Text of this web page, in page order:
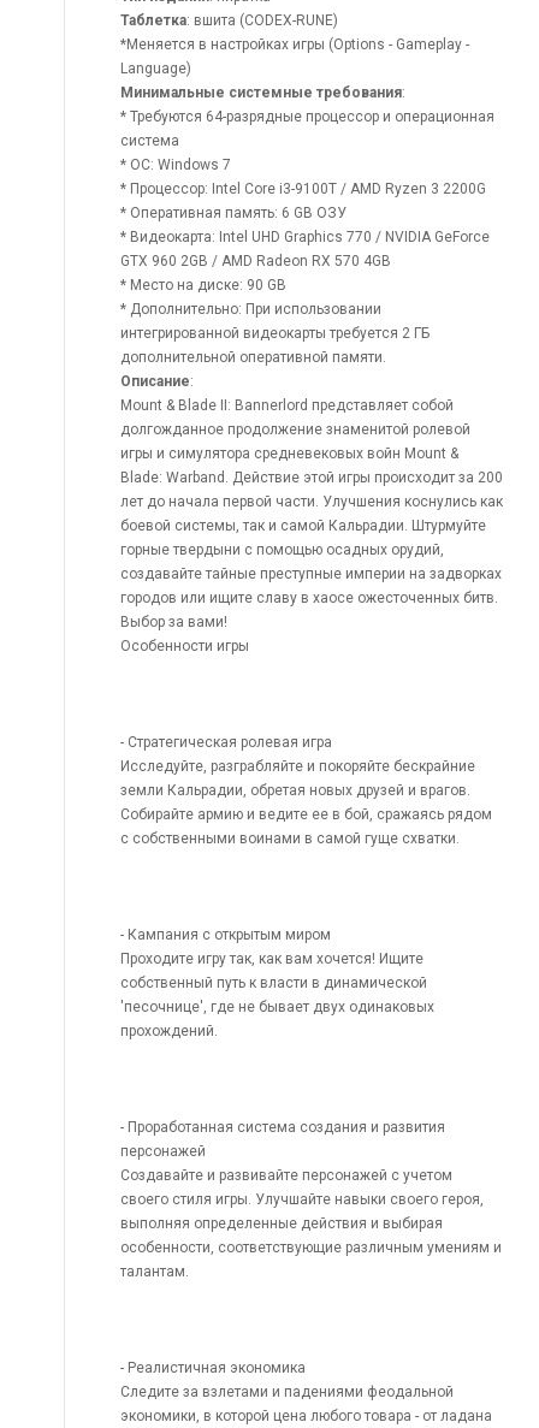
Таблeтка: вшита (CODEX-RUNE)
*Меняется в настройках игры (Options - Gameplay -
Language)
Минимальные системные требования:
* Требуются 64-разрядные процессор и операционная
система
* ОС: Windows 7
* Процессор: Intel Core i3-9100T / AMD Ryzen 3 2200G
* Оперативная память: 6 GB ОЗУ
* Видеокарта: Intel UHD Graphics 770 / NVIDIA GeForce
GTX 960 2GB / AMD Radeon RX 570 4GB
* Место на диске: 90 GB
* Дополнительно: При использовании
интегрированной видеокарты требуется 2 ГБ
дополнительной оперативной памяти.
Описание:
Mount & Blade II: Bannerlord представляет собой
долгожданное продолжение знаменитой ролевой
игры и симулятора средневековых войн Mount &
Blade: Warband. Действие этой игры происходит за 200
лет до начала первой части. Улучшения коснулись как
боевой системы, так и самой Кальрадии. Штурмуйте
горные твердыни с помощью осадных орудий,
создавайте тайные преступные империи на задворках
городов или ищите славу в хаосе ожесточенных битв.
Выбор за вами!
Особенности игры
- Стратегическая ролевая игра
Исследуйте, разграбляйте и покоряйте бескрайние
земли Кальрадии, обретая новых друзей и врагов.
Собирайте армию и ведите ее в бой, сражаясь рядом
с собственными воинами в самой гуще схватки.
- Кампания с открытым миром
Проходите игру так, как вам хочется! Ищите
собственный путь к власти в динамической
'песочнице', где не бывает двух одинаковых
прохождений.
- Проработанная система создания и развития
персонажей
Создавайте и развивайте персонажей с учетом
своего стиля игры. Улучшайте навыки своего героя,
выполняя определенные действия и выбирая
особенности, соответствующие различным умениям и
талантам.
- Реалистичная экономика
Следите за взлетами и падениями феодальной
экономики, в которой цена любого товара - от ладана